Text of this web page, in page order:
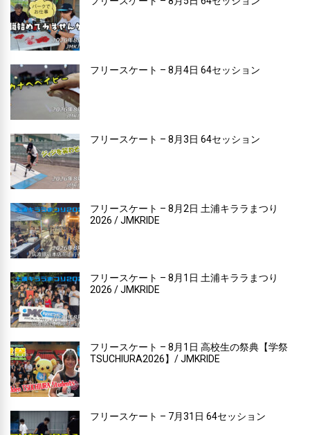
フリースケート – 8月4日 64セッション
フリースケート – 8月3日 64セッション
フリースケート – 8月2日 土浦キララまつり
2026 / JMKRIDE
フリースケート – 8月1日 土浦キララまつり
2026 / JMKRIDE
フリースケート – 8月1日 高校生の祭典【学祭
TSUCHIURA2026】/ JMKRIDE
フリースケート – 7月31日 64セッション